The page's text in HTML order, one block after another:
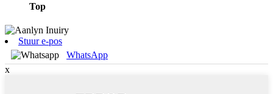
Top
Stuur e-pos
WhatsApp
x